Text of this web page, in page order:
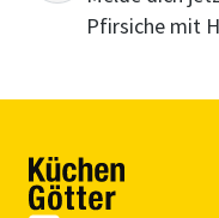
Pfirsiche mit